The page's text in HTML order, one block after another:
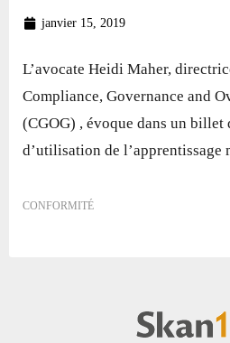
janvier 15, 2019
L’avocate Heidi Maher,
Compliance, Governance and
(CGOG) , évoque dans un billet
d’utilisation de l’apprentissage
CONFORMITÉ